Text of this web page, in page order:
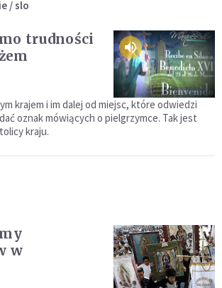
/ slo
trudności
krajem i im dalej od miejsc, które odwiedzi
oznak mówiących o pielgrzymce. Tak jest
kraju.
w